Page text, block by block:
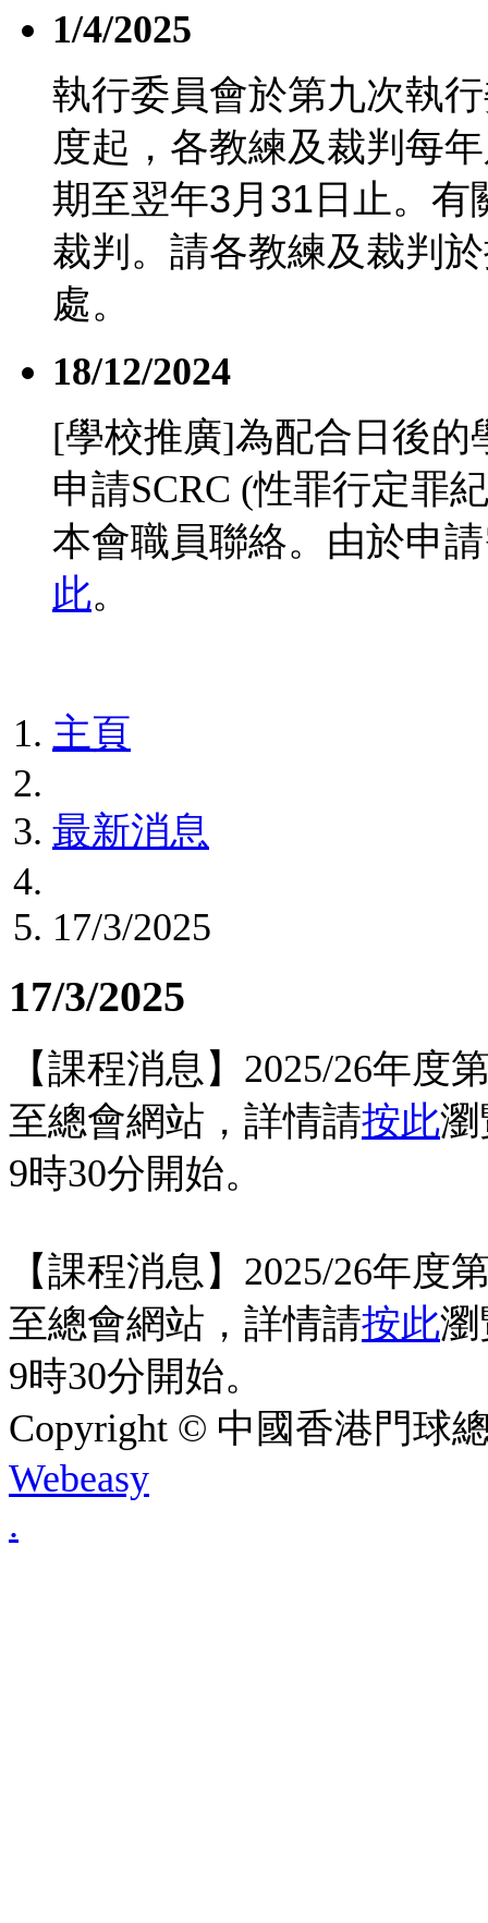
1/4/2025
執行委員會於第九次執
度起，各教練及裁判每
期至翌年3月 31 日止。
裁判。請各教練及裁判
處。
18/12/2024
[學校推廣]為配合日後的
申請SCRC (性罪行定罪
本會職員聯絡。由於申
此。
主頁
最新消息
17/3/2025
17/3/2025
【課程消息】2025/26年
至總會網站，詳情請按此瀏
9時30分開始。
【課程消息】2025/26年
至總會網站，詳情請按此瀏
9時30分開始。
Copyright © 中國香港門球
Webeasy
.